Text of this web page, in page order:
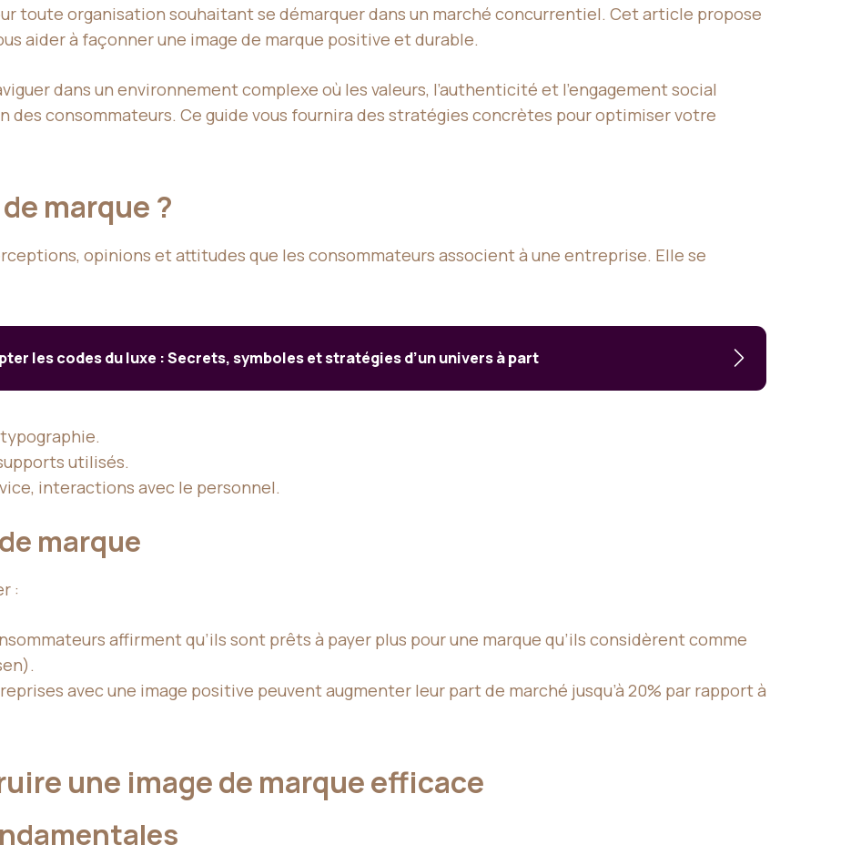
toute organisation souhaitant se démarquer dans un marché concurrentiel. Cet article propose
aider à façonner une image de marque positive et durable.
dans un environnement complexe où les valeurs, l’authenticité et l’engagement social
des consommateurs. Ce guide vous fournira des stratégies concrètes pour optimiser votre
marque ?
opinions et attitudes que les consommateurs associent à une entreprise. Elle se
les codes du luxe : Secrets, symboles et stratégies d’un univers à part
utilisés.
interactions avec le personnel.
marque
:
affirment qu’ils sont prêts à payer plus pour une marque qu’ils considèrent comme
avec une image positive peuvent augmenter leur part de marché jusqu’à 20% par rapport à
une image de marque efficace